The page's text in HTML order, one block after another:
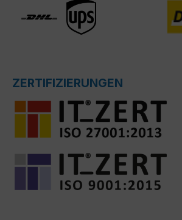
ZERTIFIZIERUNGEN